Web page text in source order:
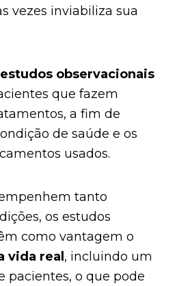
vezes inviabiliza sua
estudos observacionais
que fazem
a fim de
de saúde e os
usados.
tanto
os estudos
como vantagem o
vida real , incluindo um
pacientes, o que pode